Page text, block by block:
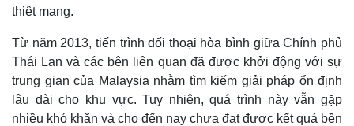
Thế giới
Quan sát
Cuộc sống đó đây
Hồ sơ
Multimedia
Video
Ảnh
E-Magazine
Infographic
thiệt mạng.
Từ năm 2013, tiến trình đối thoại hòa bình giữa Chính phủ
Thái Lan và các bên liên quan đã được khởi động với sự
trung gian của Malaysia nhằm tìm kiếm giải pháp ổn định
lâu dài cho khu vực. Tuy nhiên, quá trình này vẫn gặp
nhiều khó khăn và cho đến nay chưa đạt được kết quả bền